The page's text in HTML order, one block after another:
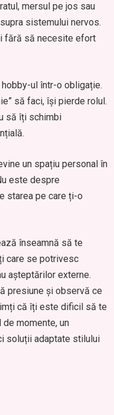
mersul pe jos sau
sistemului nervos.
fără să necesite efort
ul într-o obligație.
să faci, își pierde rolul.
să îți schimbi
un spațiu personal în
este despre
starea pe care ți-o
înseamnă să te
care se potrivesc
așteptărilor externe.
presiune și observă ce
că îți este dificil să te
momente, un
soluții adaptate stilului